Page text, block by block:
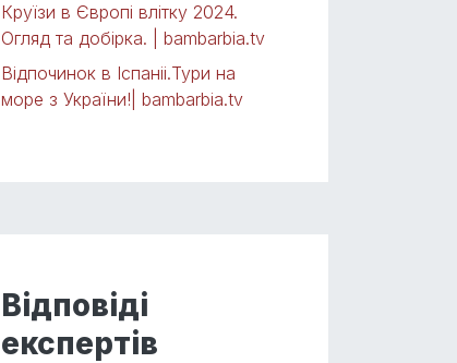
Круїзи в Європі влітку 2024.
Огляд та добірка. | bambarbia.tv
Відпочинок в Іспаніі.Тури на
море з України!| bambarbia.tv
Відповіді
експертів